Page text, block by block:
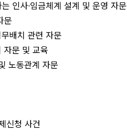
인사·임금체계 설계 및 운영 자문
문
배치 관련 자문
자문 및 교육
노동관계 자문
신청 사건